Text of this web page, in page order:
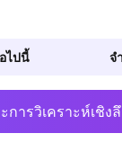
ไปนี้ จ
ารวิเคราะห์เชิง